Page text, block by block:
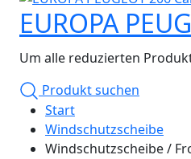
EUROPA
Um alle reduzierten
Produkt suchen
Start
Windschutzscheibe
Windschutzscheibe /